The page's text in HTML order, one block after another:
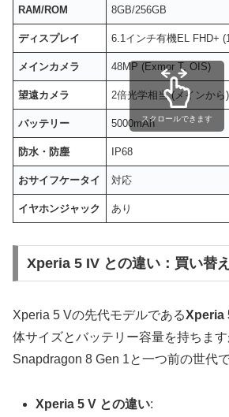
RAM/ROM 8GB/256GB
ディスプレイ 6.1インチ有機EL FHD+
メインカメラ 48MP (Exmor T, OIS)
望遠カメラ 2倍光学相当 (メインから)
バッテリー 5000mAh
防水・防塵 IP68
おサイフケータイ 対応
イヤホンジャック あり
スクロールできます
Xperia 5 IV との違い：買い替
Xperia 5 Vの先代モデルであるXperia
体サイズとバッテリー容量を持ちま
Snapdragon 8 Gen 1と一つ前の世代で
Xperia 5 V との違い: